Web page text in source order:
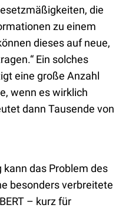
die
zu einem
dieses auf neue,
Ein solches
eine große Anzahl
wenn es wirklich
dann Tausende von
das Problem des
besonders verbreitete
– kurz für